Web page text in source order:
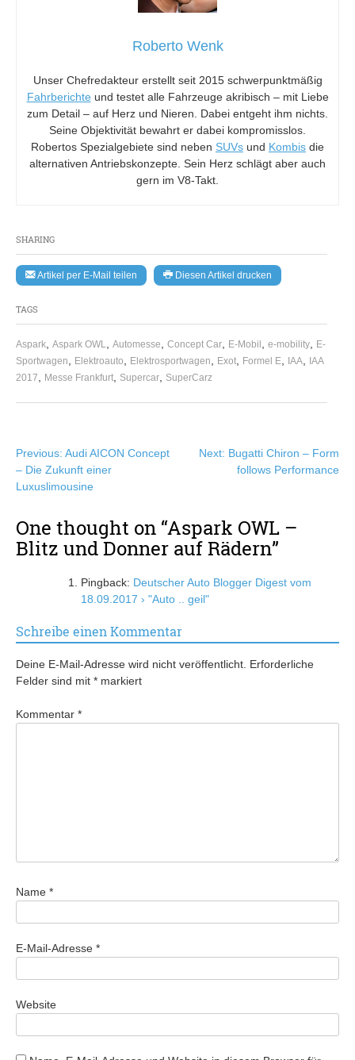
SHARING
Artikel per E-Mail teilen Diesen Artikel drucken
TAGS
Aspark, Aspark OWL, Automesse, Concept Car, E-Mobil , e-mobility, E-
Sportwagen, Elektroauto, Elektrosportwagen, Exot, Formel E, IAA, IAA
2017, Messe Frankfurt, Supercar, SuperCarz
Roberto Wenk
Unser Chefredakteur erstellt seit 2015 schwerpunktmäßig
Fahrberichte und testet alle Fahrzeuge akribisch – mit Liebe
zum Detail – auf Herz und Nieren. Dabei entgeht ihm nichts.
Seine Objektivität bewahrt er dabei kompromisslos.
Robertos Spezialgebiete sind neben SUVs und Kombis die
alternativen Antriebskonzepte. Sein Herz schlägt aber auch
gern im V8-Takt.
Beitragsnavigation
Previous: Audi AICON Concept
– Die Zukunft einer
Luxuslimousine
Next: Bugatti Chiron – Form
follows Performance
One thought on “Aspark OWL –
Blitz und Donner auf Rädern”
Pingback: Deutscher Auto Blogger Digest vom
18.09.2017 › "Auto .. geil"
Schreibe einen Kommentar
Deine E-Mail-Adresse wird nicht veröffentlicht. Erforderliche
Felder sind mit * markiert
Kommentar *
Name *
E-Mail-Adresse *
Website